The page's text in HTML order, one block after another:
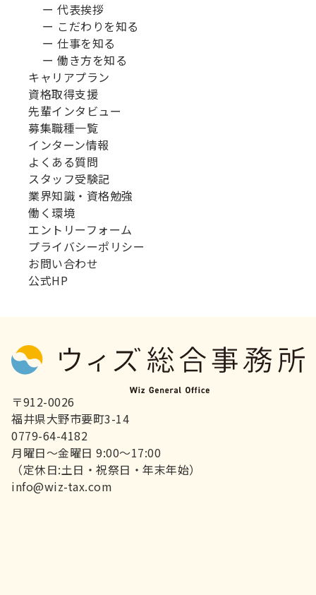
ー 代表挨拶
ー こだわりを知る
ー 仕事を知る
ー 働き方を知る
キャリアプラン
資格取得支援
先輩インタビュー
募集職種一覧
インターン情報
よくある質問
スタッフ受験記
業界知識・資格勉強
働く環境
エントリーフォーム
プライバシーポリシー
お問い合わせ
公式HP
〒912-0026
福井県大野市要町3-14
0779-64-4182
月曜日～金曜日 9:00～17:00
（定休日:土日・祝祭日・年末年始）
info@wiz-tax.com